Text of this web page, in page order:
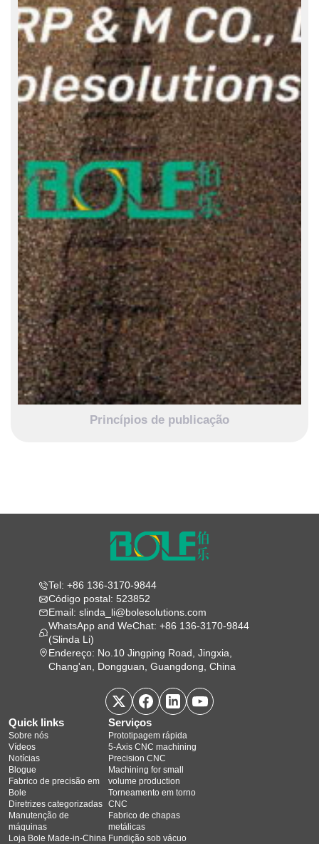
Princípios de publicação
Tel: +86 136-3170-9844
Código postal: 523852
Email: slinda_li@bolesolutions.com
WhatsApp and WeChat: +86 136-3170-9844
(Slinda Li)
Endereço: No.10 Jingping Road, Jingxia,
Chang'an, Dongguan, Guangdong, China
Quick links
Sobre nós
Vídeos
Notícias
Blogue
Fabrico de precisão em
Bole
Diretrizes categorizadas
Manutenção de
máquinas
Loja Bole Made-in-China
Serviços
Prototipagem rápida
5‑Axis CNC machining
Precision CNC
Machining for small
volume production
Torneamento em torno
CNC
Fabrico de chapas
metálicas
Fundição sob vácuo